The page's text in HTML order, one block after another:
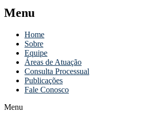
Menu
Home
Sobre
Equipe
Áreas de Atuação
Consulta Processual
Publicações
Fale Conosco
Menu